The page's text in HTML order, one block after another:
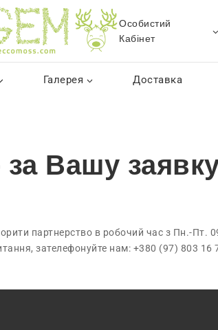
Особистий
Кабінет
Галерея Доставка
Вашу
партнерство в робочий час з Пн.-Пт.
зателефонуйте нам: +380 (97) 803 16